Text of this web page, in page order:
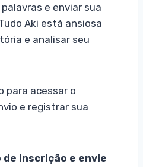
e enviar sua
Aki está ansiosa
e analisar seu
para acessar o
e registrar sua
inscrição e envie